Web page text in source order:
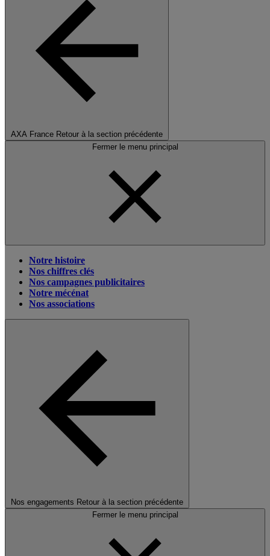
AXA France Retour à la section précédente
Fermer le menu principal
Notre histoire
Nos chiffres clés
Nos campagnes publicitaires
Notre mécénat
Nos associations
Nos engagements Retour à la section précédente
Fermer le menu principal